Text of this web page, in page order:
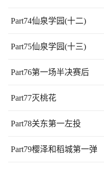
Part74仙泉学园(十二)
Part75仙泉学园(十三)
Part76第一场半决赛后
Part77灭桃花
Part78关东第一左投
Part79樱泽和稻城第一弹